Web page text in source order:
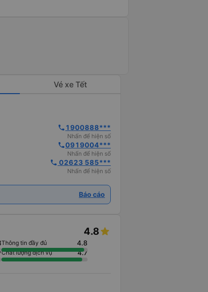
Vé xe Tết
phone 1900888***
Nhấn để hiện số
phone0919004***
Nhấn để hiện số
phone 02623 585***
Nhấn để hiện số
Báo cáo
4.8
Thông tin đầy đủ 4.8
Chất lượng dịch vụ 4.7